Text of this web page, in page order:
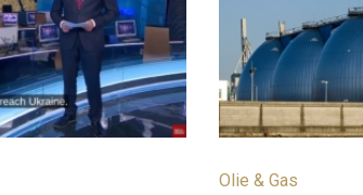
Olie & Gas